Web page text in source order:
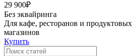
29 900₽
Без эквайринга
Для кафе, ресторанов и продуктовых
магазинов
Купить